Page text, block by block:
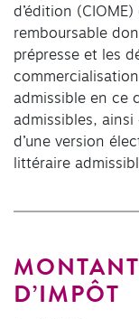
d’édition
remboursable
prépresse et les
admissible en ce
admissibles, ainsi
d’une version
littéraire
D’IMPÔT